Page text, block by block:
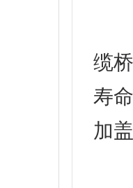
缆
寿
加